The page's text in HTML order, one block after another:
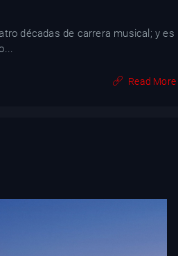
décadas de carrera musical; y es
Read More